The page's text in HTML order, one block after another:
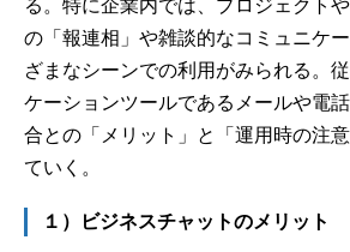
る。特に企業内では、プロジェクト
の「報連相」や雑談的なコミュニケ
ざまなシーンでの利用がみられる。
ケーションツールであるメールや電
合との「メリット」と「運用時の注
ていく。
１）ビジネスチャットのメリット